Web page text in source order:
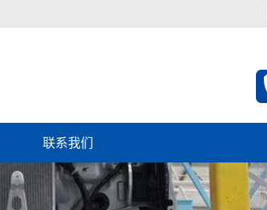
联系我们